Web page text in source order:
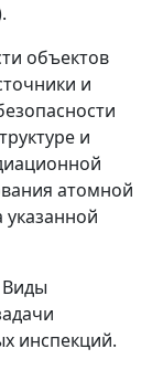
объектов
и
и
атомной
указанной
Виды
инспекций.